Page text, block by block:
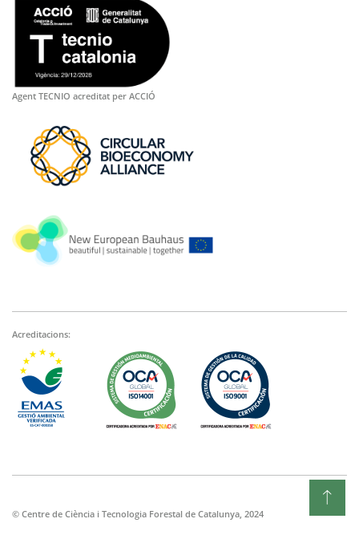
Agent TECNIO acreditat per ACCIÓ
Acreditacions:
© Centre de Ciència i Tecnologia Forestal de Catalunya, 2024